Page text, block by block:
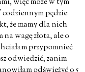
więc może w tym
pędzie
że mamy dla nich
wagę złota, ale o
przypomnieć
odwiedzić, zanim